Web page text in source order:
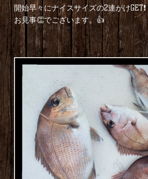
開始早々にナイスサイズの2連がけGET❗
お見事👏でございます。👍